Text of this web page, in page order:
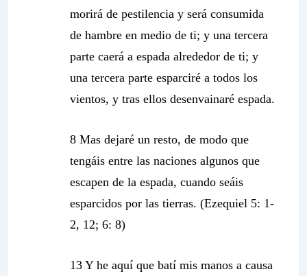
morirá de pestilencia y será consumida
de hambre en medio de ti; y una tercera
parte caerá a espada alrededor de ti; y
una tercera parte esparciré a todos los
vientos, y tras ellos desenvainaré espada.
8 Mas dejaré un resto, de modo que
tengáis entre las naciones algunos que
escapen de la espada, cuando seáis
esparcidos por las tierras. (Ezequiel 5: 1-
2, 12; 6: 8)
13 Y he aquí que batí mis manos a causa